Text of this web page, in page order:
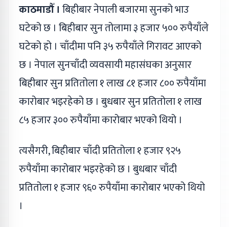
काठमाडौँ । बिहीबार नेपाली बजारमा सुनको भाउ
घटेको छ । बिहीबार सुन तोलामा ३ हजार ५०० रुपैयाँले
घटेको हो । चाँदीमा पनि ३५ रुपैयाँले गिरावट आएको
छ । नेपाल सुनचाँदी व्यवसायी महासंघका अनुसार
बिहीबार सुन प्रतितोला १ लाख ८१ हजार ८०० रुपैयाँमा
कारोबार भइरहेको छ । बुधबार सुन प्रतितोला १ लाख
८५ हजार ३०० रुपैयाँमा कारोबार भएको थियो ।
त्यसैगरी, बिहीबार चाँदी प्रतितोला १ हजार ९२५
रुपैयाँमा कारोबार भइरहेको छ । बुधबार चाँदी
प्रतितोला १ हजार ९६० रुपैयाँमा कारोबार भएको थियो
।